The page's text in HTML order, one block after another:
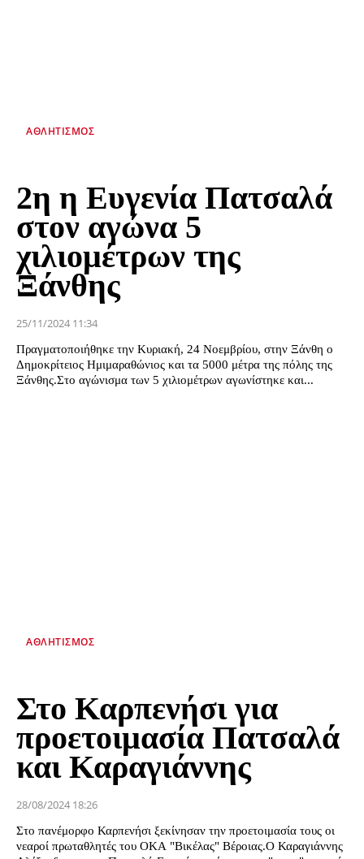
ΑΘΛΗΤΙΣΜΌΣ
2η η Ευγενία Πατσαλά
στον αγώνα 5
χιλιομέτρων της
Ξάνθης
25/11/2024 11:34
Πραγματοποιήθηκε την Κυριακή, 24 Νοεμβρίου, στην Ξάνθη ο
Δημοκρίτειος Ημιμαραθώνιος και τα 5000 μέτρα της πόλης της
Ξάνθης.Στο αγώνισμα των 5 χιλιομέτρων αγωνίστηκε και...
ΑΘΛΗΤΙΣΜΌΣ
Στο Καρπενήσι για
προετοιμασία Πατσαλά
και Καραγιάννης
28/08/2024 18:26
Στο πανέμορφο Καρπενήσι ξεκίνησαν την προετοιμασία τους οι
νεαροί πρωταθλητές του ΟΚΑ "Βικέλας" Βέροιας.Ο Καραγιάννης